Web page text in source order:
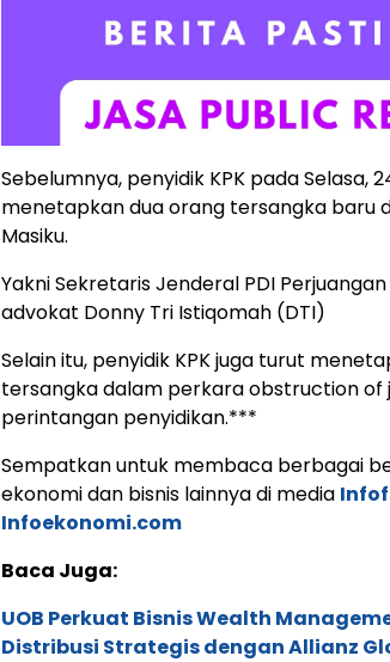
Sebelumnya, penyidik KPK pada Selasa,
menetapkan dua orang tersangka baru
Masiku.
Yakni Sekretaris Jenderal PDI
advokat Donny Tri Istiqomah (DTI)
Selain itu, penyidik KPK juga turut
tersangka dalam perkara obstruction of
perintangan penyidikan.***
Sempatkan untuk membaca berbagai
ekonomi dan bisnis lainnya di media
Infoekonomi.com
Baca Juga:
UOB Perkuat Bisnis Wealth
Distribusi Strategis dengan Allianz